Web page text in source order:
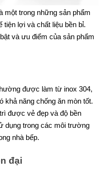
một trong những sản phẩm
lợi và chất liệu bền bỉ.
và ưu điểm của sản phẩm
được làm từ inox 304,
khả năng chống ăn mòn tốt.
được vẻ đẹp và độ bền
dụng trong các môi trường
nhà bếp.
đại